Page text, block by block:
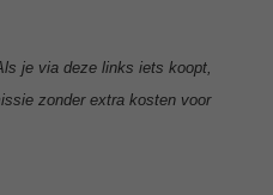
je via deze links iets koopt,
zonder extra kosten voor